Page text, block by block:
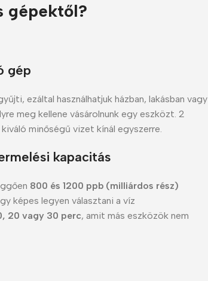
gépektől?
gép
ezáltal használhatjuk házban, lakásban vagy
meg kellene vásárolnunk egy eszközt. 2
minőségű vizet kínál egyszerre.
kapacitás
800 és 1200 ppb (milliárdos rész)
képes legyen választani a víz
20 vagy 30 perc, amit más eszközök nem